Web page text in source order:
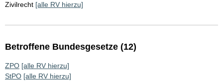
Zivilrecht [alle RV hierzu]
Betroffene Bundesgesetze (12)
ZPO [alle RV hierzu]
StPO [alle RV hierzu]